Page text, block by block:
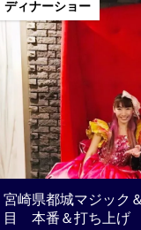
ディナーショー
宮崎県都城マジック
目 本番＆打ち上げ